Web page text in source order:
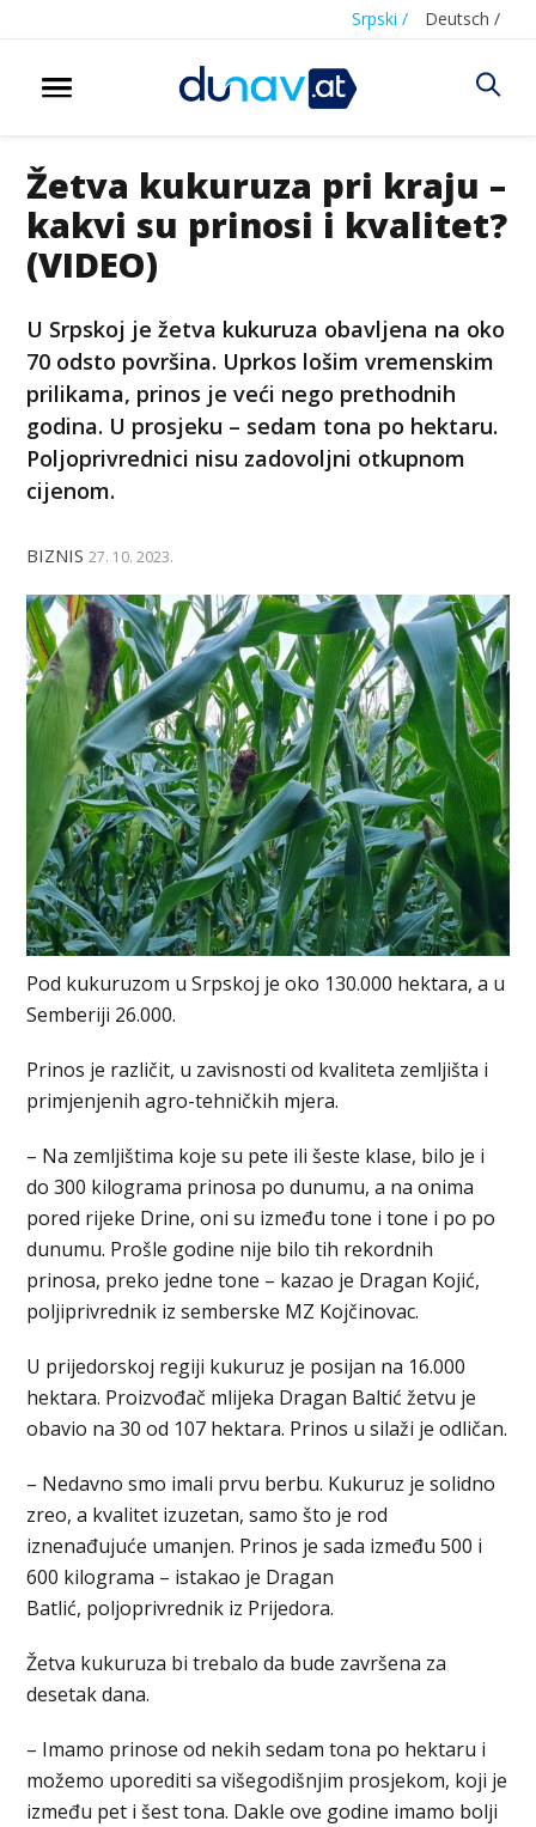
Srpski / Deutsch /
Žetva kukuruza pri kraju –
kakvi su prinosi i kvalitet?
(VIDEO)
U Srpskoj je žetva kukuruza obavljena na oko
70 odsto površina. Uprkos lošim vremenskim
prilikama, prinos je veći nego prethodnih
godina. U prosjeku – sedam tona po hektaru.
Poljoprivrednici nisu zadovoljni otkupnom
cijenom.
BIZNIS 27. 10. 2023.
Pod kukuruzom u Srpskoj je oko 130.000 hektara, a u
Semberiji 26.000.
Prinos je različit, u zavisnosti od kvaliteta zemljišta i
primjenjenih agro-tehničkih mjera.
– Na zemljištima koje su pete ili šeste klase, bilo je i
do 300 kilograma prinosa po dunumu, a na onima
pored rijeke Drine, oni su između tone i tone i po po
dunumu. Prošle godine nije bilo tih rekordnih
prinosa, preko jedne tone – kazao je Dragan Kojić,
poljiprivrednik iz semberske MZ Kojčinovac.
U prijedorskoj regiji kukuruz je posijan na 16.000
hektara. Proizvođač mlijeka Dragan Baltić žetvu je
obavio na 30 od 107 hektara. Prinos u silaži je odličan.
– Nedavno smo imali prvu berbu. Kukuruz je solidno
zreo, a kvalitet izuzetan, samo što je rod
iznenađujuće umanjen. Prinos je sada između 500 i
600 kilograma – istakao je Dragan
Batlić, poljoprivrednik iz Prijedora.
Žetva kukuruza bi trebalo da bude završena za
desetak dana.
– Imamo prinose od nekih sedam tona po hektaru i
možemo uporediti sa višegodišnjim prosjekom, koji je
između pet i šest tona. Dakle ove godine imamo bolji